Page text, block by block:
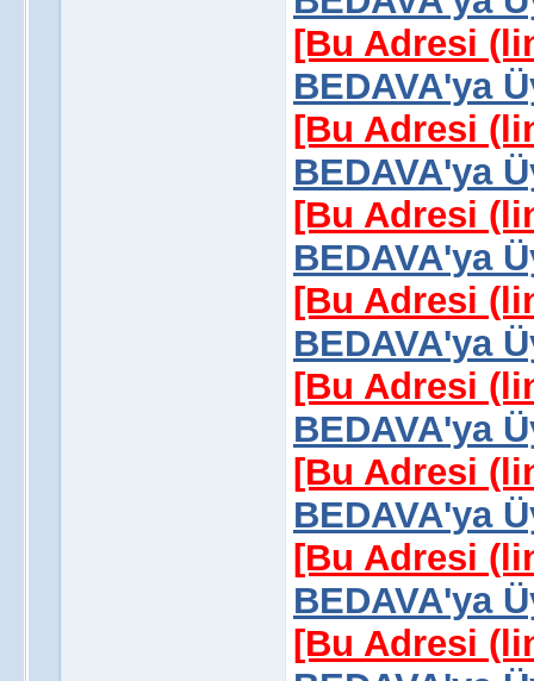
[Bu Adresi
BEDAVA'ya
[Bu Adresi
BEDAVA'ya
[Bu Adresi
BEDAVA'ya
[Bu Adresi
BEDAVA'ya
[Bu Adresi
BEDAVA'ya
[Bu Adresi
BEDAVA'ya
[Bu Adresi
BEDAVA'ya
[Bu Adresi